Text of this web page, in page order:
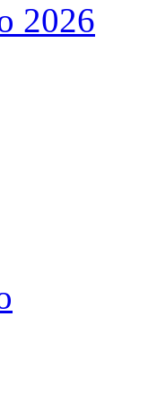
2026